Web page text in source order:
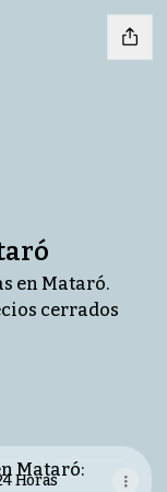
en Mataró.
cerrados
Horas